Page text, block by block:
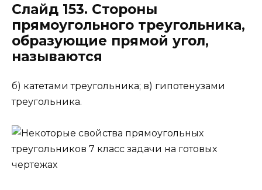
Слайд 153. Стороны
прямоугольного треугольника,
образующие прямой угол,
называются
б) катетами треугольника; в) гипотенузами
треугольника.